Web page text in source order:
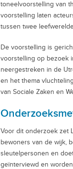
toneelvoorstelling van
voorstelling laten
tussen twee
De voorstelling is
voorstelling op bezoek
neergestreken in de
en het thema
van Sociale Zaken en
Voor dit onderzoek zet
bewoners van de wijk,
sleutelpersonen en
geïnterviewd en